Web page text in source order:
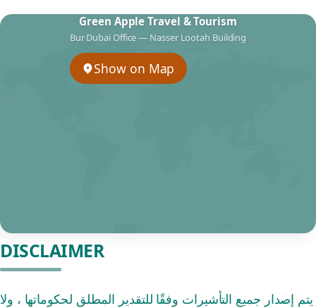
Green Apple Travel & Tourism
Bur Dubai Office — Nasser Lootah Building
Show on Map
DISCLAIMER
يتم إصدار جميع التأشيرات وفقًا للتقدير المطلق لحكوماتها ، ولا